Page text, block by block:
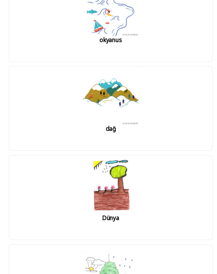
okyanus
dağ
Dünya